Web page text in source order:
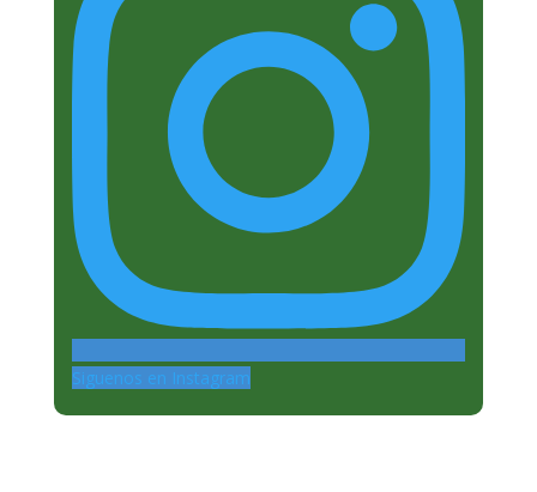
Siguenos en Instagram